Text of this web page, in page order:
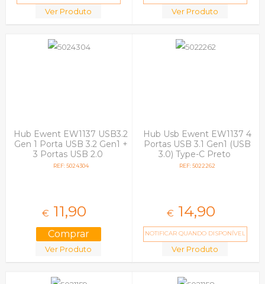
Ver Produto Ver Produto
Hub Ewent EW1137 USB3.2
Gen 1 Porta USB 3.2 Gen1 +
3 Portas USB 2.0
REF: 5024304
€ 11,90
Ver Produto
Hub Usb Ewent EW1137 4
Portas USB 3.1 Gen1 (USB
3.0) Type-C Preto
REF: 5022262
€ 14,90
NOTIFICAR QUANDO DISPONÍVEL
Ver Produto